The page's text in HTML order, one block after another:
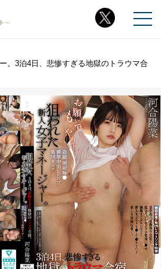
。3泊4日、悲惨すぎる地獄のトラウマ合